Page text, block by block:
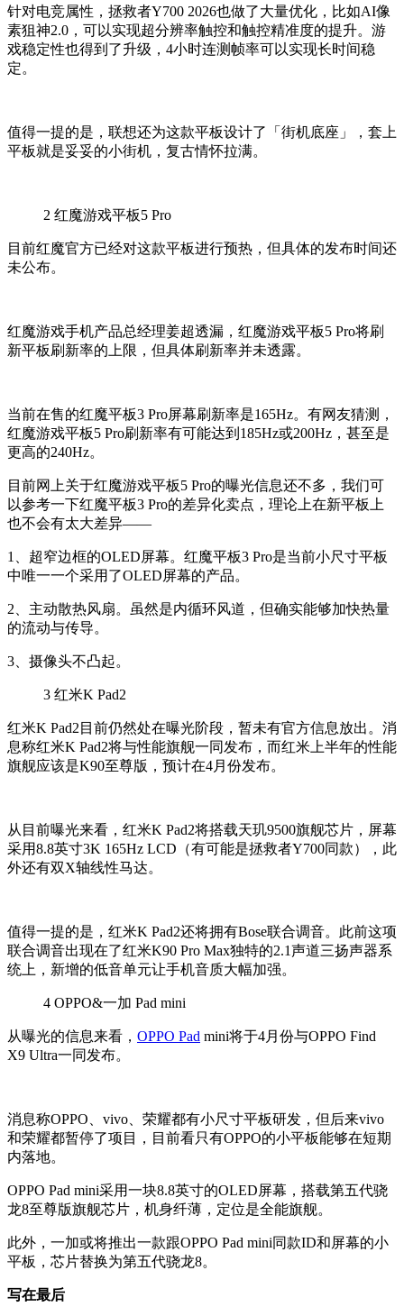
针对电竞属性，拯救者Y700 2026也做了大量优化，比如AI像
素狙神2.0，可以实现超分辨率触控和触控精准度的提升。游
戏稳定性也得到了升级，4小时连测帧率可以实现长时间稳
定。
值得一提的是，联想还为这款平板设计了「街机底座」，套上
平板就是妥妥的小街机，复古情怀拉满。
2 红魔游戏平板5 Pro
目前红魔官方已经对这款平板进行预热，但具体的发布时间还
未公布。
红魔游戏手机产品总经理姜超透漏，红魔游戏平板5 Pro将刷
新平板刷新率的上限，但具体刷新率并未透露。
当前在售的红魔平板3 Pro屏幕刷新率是165Hz。有网友猜测，
红魔游戏平板5 Pro刷新率有可能达到185Hz或200Hz，甚至是
更高的240Hz。
目前网上关于红魔游戏平板5 Pro的曝光信息还不多，我们可
以参考一下红魔平板3 Pro的差异化卖点，理论上在新平板上
也不会有太大差异——
1、超窄边框的OLED屏幕。红魔平板3 Pro是当前小尺寸平板
中唯一一个采用了OLED屏幕的产品。
2、主动散热风扇。虽然是内循环风道，但确实能够加快热量
的流动与传导。
3、摄像头不凸起。
3 红米K Pad2
红米K Pad2目前仍然处在曝光阶段，暂未有官方信息放出。消
息称红米K Pad2将与性能旗舰一同发布，而红米上半年的性能
旗舰应该是K90至尊版，预计在4月份发布。
从目前曝光来看，红米K Pad2将搭载天玑9500旗舰芯片，屏幕
采用8.8英寸3K 165Hz LCD（有可能是拯救者Y700同款），此
外还有双X轴线性马达。
值得一提的是，红米K Pad2还将拥有Bose联合调音。此前这项
联合调音出现在了红米K90 Pro Max独特的2.1声道三扬声器系
统上，新增的低音单元让手机音质大幅加强。
4 OPPO&一加 Pad mini
从曝光的信息来看， OPPO Pad mini将于4月份与OPPO Find
X9 Ultra一同发布。
消息称OPPO、vivo、荣耀都有小尺寸平板研发，但后来vivo
和荣耀都暂停了项目，目前看只有OPPO的小平板能够在短期
内落地。
OPPO Pad mini采用一块8.8英寸的OLED屏幕，搭载第五代骁
龙8至尊版旗舰芯片，机身纤薄，定位是全能旗舰。
此外，一加或将推出一款跟OPPO Pad mini同款ID和屏幕的小
平板，芯片替换为第五代骁龙8。
写在最后